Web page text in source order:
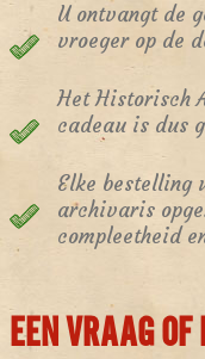
U ontvangt de
vroeger op de
Het Historisch
cadeau is dus
Elke bestelling
archivaris
compleetheid
EEN VRAAG OF